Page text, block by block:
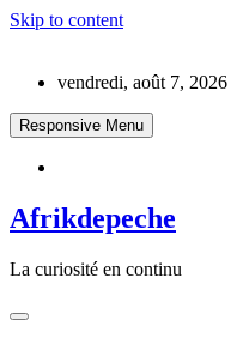
Skip to content
vendredi, août 7, 2026
Responsive Menu
Afrikdepeche
La curiosité en continu